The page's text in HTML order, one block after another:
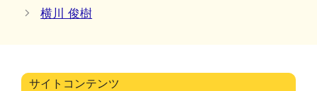
リ
横川 俊樹
サイトコンテンツ